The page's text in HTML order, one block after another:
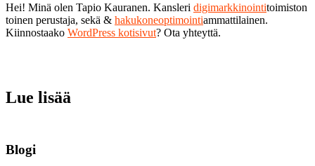
Hei! Minä olen Tapio Kauranen. Kansleri digimarkkinointitoimiston
toinen perustaja, sekä & hakukoneoptimointiammattilainen.
Kiinnostaako WordPress kotisivut? Ota yhteyttä.
Lue lisää
Blogi